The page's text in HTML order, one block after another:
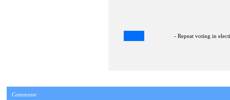
- Repeat voting in
Commune